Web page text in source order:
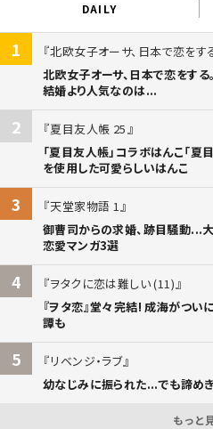
DAILY
1
北欧女子オーサ、日本で恋をす
北欧女子オーサ、日本で恋をす
結婚より人気なのは...
2
夏目友人帳 25
「夏目友人帳」コラボはんこ「夏
を使用した可愛らしいはんこ
3
天堂家物語 1
御曹司からの求婚、跡目騒動...
恋愛マンガ3選
4
ヲタクに恋は難しい (11)
『ヲタ恋』堂々完結! 成海がつい
譚も
5
リベンジ・ラブ
幼なじみに振られた...でも諦めき
もっと